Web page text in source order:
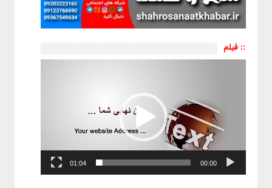
:: فیلم
نمایشگر
00:00
01:04